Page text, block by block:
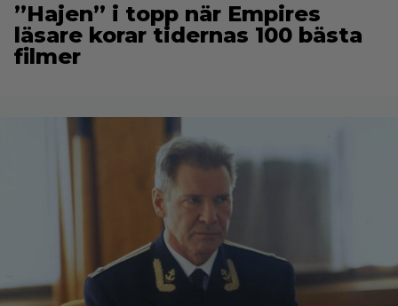
”Hajen” i topp när Empires
läsare korar tidernas 100 bästa
filmer